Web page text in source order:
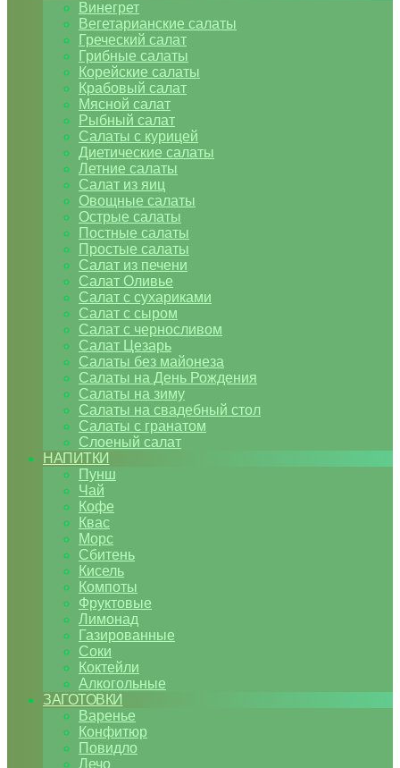
Винегрет
Вегетарианские салаты
Греческий салат
Грибные салаты
Корейские салаты
Крабовый салат
Мясной салат
Рыбный салат
Салаты с курицей
Диетические салаты
Летние салаты
Салат из яиц
Овощные салаты
Острые салаты
Постные салаты
Простые салаты
Салат из печени
Салат Оливье
Салат с сухариками
Салат с сыром
Салат с черносливом
Салат Цезарь
Салаты без майонеза
Салаты на День Рождения
Салаты на зиму
Салаты на свадебный стол
Салаты с гранатом
Слоеный салат
НАПИТКИ
Пунш
Чай
Кофе
Квас
Морс
Сбитень
Кисель
Компоты
Фруктовые
Лимонад
Газированные
Соки
Коктейли
Алкогольные
ЗАГОТОВКИ
Варенье
Конфитюр
Повидло
Лечо